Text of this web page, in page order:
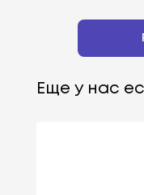
Еще у нас